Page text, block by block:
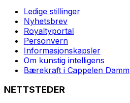
Ledige stillinger
Nyhetsbrev
Royaltyportal
Personvern
Informasjonskapsler
Om kunstig intelligens
Bærekraft i Cappelen Damm
NETTSTEDER